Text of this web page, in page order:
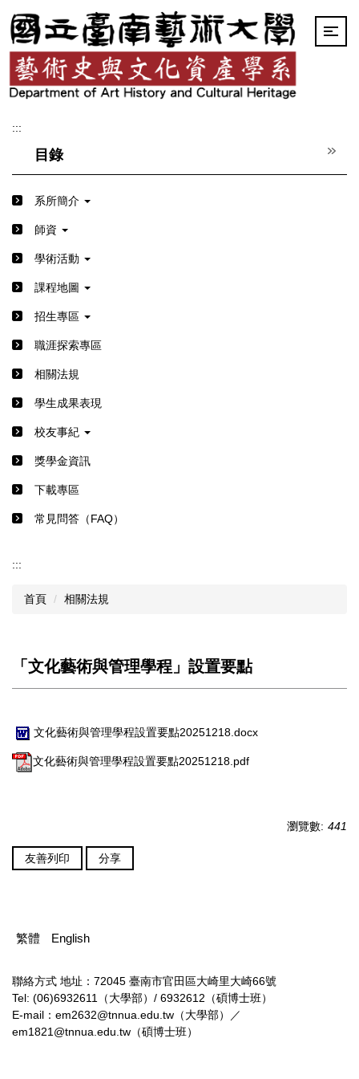
跳
到
主
要
內
容
:::
目錄
系所簡介
師資
學術活動
課程地圖
招生專區
職涯探索專區
相關法規
學生成果表現
校友事紀
獎學金資訊
下載專區
常見問答（FAQ）
:::
首頁 相關法規
「文化藝術與管理學程」設置要點
文化藝術與管理學程設置要點20251218.docx
文化藝術與管理學程設置要點20251218.pdf
瀏覽數: 441
友善列印 分享
繁體 English
聯絡方式 地址：72045 臺南市官田區大崎里大崎66號
Tel: (06)6932611（大學部）/ 6932612（碩博士班）
E-mail：em2632@tnnua.edu.tw（大學部）／
em1821@tnnua.edu.tw（碩博士班）